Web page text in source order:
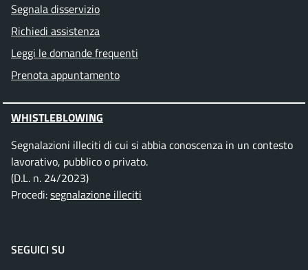
Segnala disservizio
Richiedi assistenza
Leggi le domande frequenti
Prenota appuntamento
WHISTLEBLOWING
Segnalazioni illeciti di cui si abbia conoscenza in un contesto
lavorativo, pubblico o privato.
(D.L. n. 24/2023)
Procedi:segnalazione illeciti
SEGUICI SU